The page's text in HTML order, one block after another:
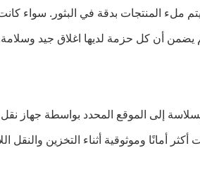
يضمن أن كل حزمة لديها اغلاق جيد
إلى الموقع المحدد بواسطة جهاز
أمانًا وموثوقية أثناء التخزين والنقل